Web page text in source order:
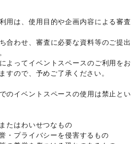
ストレーション/ 立体作品・彫刻
ン
イ/自転車・ロードバイク/
/
政府/外国団体・大使館/
ン/塾・家庭教師/おもちゃ・絵本/
ニメ コミック・マンガ/
器・音楽機材 テレビ・ドラマ/映画
リー
ファッション雑貨 和服・着物
ワイン・洋酒/日本酒・焼酎・地酒/
物・生鮮食品
ッド/家具・家電/
/DIY用品・日曜大工/
貨
活雑貨
用は、使用目的や企画内容による審査
合わせ、審査に必要な資料等のご提出
よってイベントスペースのご利用をお
すので、予めご了承ください。
のイベントスペースの使用は禁止とい
たはわいせつなもの
・プライバシーを侵害するもの